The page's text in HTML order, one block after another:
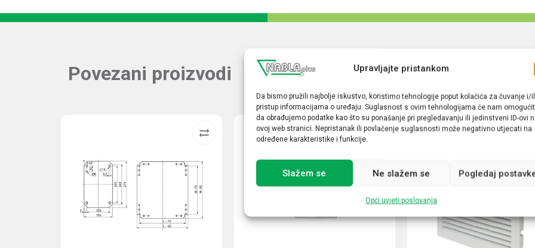
Upravljajte pristankom
Da bismo pružili najbolje iskustvo, koristimo tehnologije poput kolačića za čuvanje i/
pristup informacijama o uređaju. Suglasnost s ovim tehnologijama će nam
da obrađujemo podatke kao što su ponašanje pri pregledavanju ili jedinstveni ID-ovi
ovoj web stranici. Nepristanak ili povlačenje suglasnosti može negativno utjecati na
određene karakteristike i funkcije.
Slažem se Ne slažem se Pogledaj
Opći uvjeti poslovanja
Povezani proizvodi